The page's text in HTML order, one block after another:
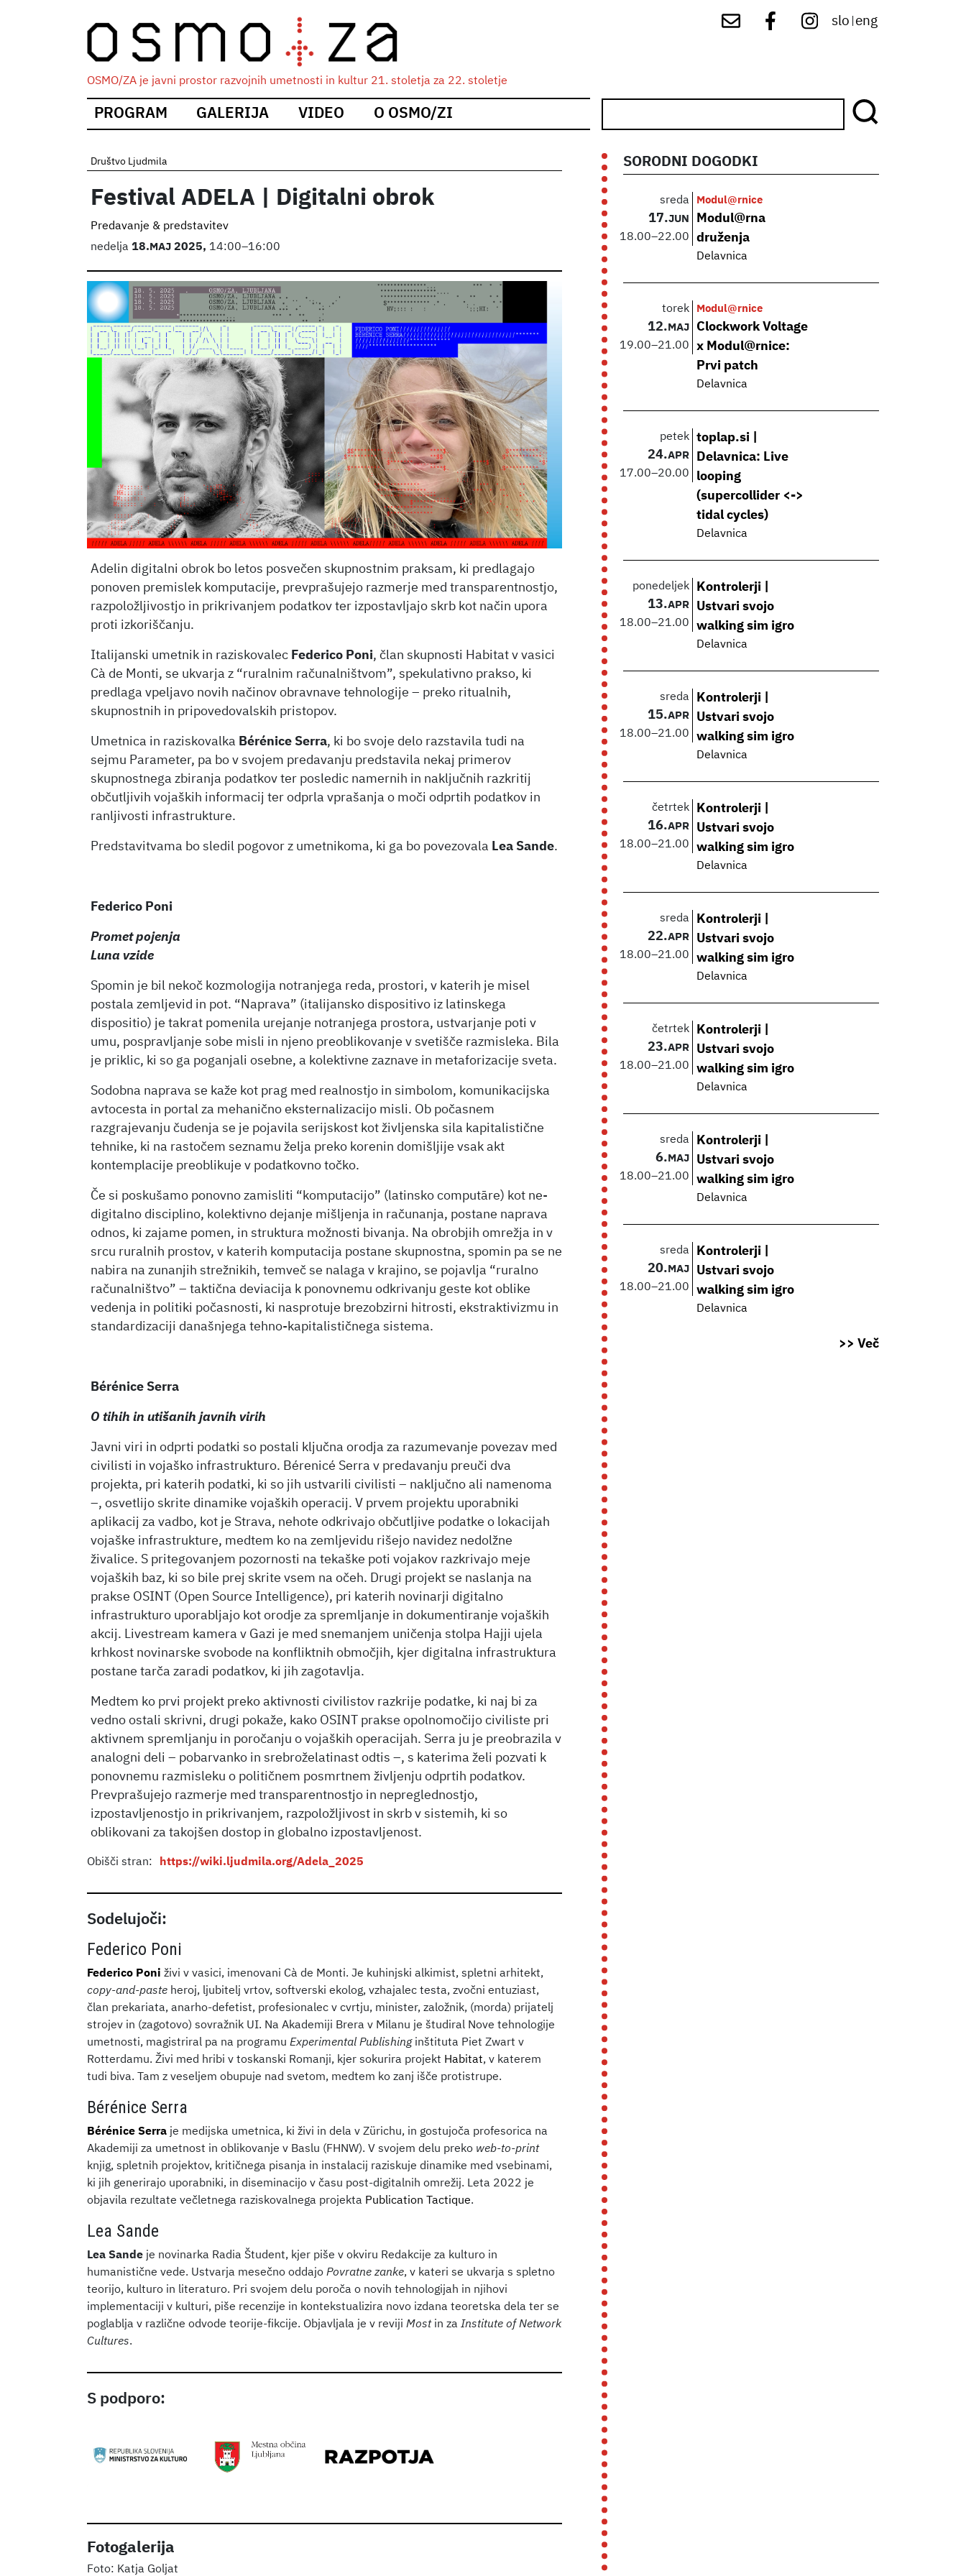
OSMO/ZA je javni prostor razvojnih umetnosti in kultur 21. stoletja za 22. stoletje
slo eng
Main
PROGRAM GALERIJA VIDEO O OSMO/ZI
Fotogalerija
Katja Goljat
Društvo Ljudmila
Festival ADELA | Digitalni obrok
Predavanje & predstavitev
nedelja 18. MAJ 2025, 14:00–16:00
Adelin digitalni obrok bo letos posvečen skupnostnim praksam, ki predlagajo
ponoven premislek komputacije, prevprašujejo razmerje med transparentnostjo,
razpoložljivostjo in prikrivanjem podatkov ter izpostavljajo skrb kot način upora
proti izkoriščanju.
Italijanski umetnik in raziskovalec Federico Poni, član skupnosti Habitat v vasici
Cà de Monti, se ukvarja z “ruralnim računalništvom”, spekulativno prakso, ki
predlaga vpeljavo novih načinov obravnave tehnologije – preko ritualnih,
skupnostnih in pripovedovalskih pristopov.
Umetnica in raziskovalka Bérénice Serra, ki bo svoje delo razstavila tudi na
sejmu Parameter, pa bo v svojem predavanju predstavila nekaj primerov
skupnostnega zbiranja podatkov ter posledic namernih in naključnih razkritij
občutljivih vojaških informacij ter odprla vprašanja o moči odprtih podatkov in
ranljivosti infrastrukture.
Predstavitvama bo sledil pogovor z umetnikoma, ki ga bo povezovala Lea Sande.
Federico Poni
Promet pojenja
Luna vzide
Spomin je bil nekoč kozmologija notranjega reda, prostori, v katerih je misel
postala zemljevid in pot. “Naprava” (italijansko dispositivo iz latinskega
dispositio) je takrat pomenila urejanje notranjega prostora, ustvarjanje poti v
umu, pospravljanje sobe misli in njeno preoblikovanje v svetišče razmisleka. Bila
je priklic, ki so ga poganjali osebne, a kolektivne zaznave in metaforizacije sveta.
Sodobna naprava se kaže kot prag med realnostjo in simbolom, komunikacijska
avtocesta in portal za mehanično eksternalizacijo misli. Ob počasnem
razgrajevanju čudenja se je pojavila serijskost kot življenska sila kapitalistične
tehnike, ki na rastočem seznamu želja preko korenin domišljije vsak akt
kontemplacije preoblikuje v podatkovno točko.
Če si poskušamo ponovno zamisliti “komputacijo” (latinsko computāre) kot ne-
digitalno disciplino, kolektivno dejanje mišljenja in računanja, postane naprava
odnos, ki zajame pomen, in struktura možnosti bivanja. Na obrobjih omrežja in v
srcu ruralnih prostov, v katerih komputacija postane skupnostna, spomin pa se ne
nabira na zunanjih strežnikih, temveč se nalaga v krajino, se pojavlja “ruralno
računalništvo” – taktična deviacija k ponovnemu odkrivanju geste kot oblike
vedenja in politiki počasnosti, ki nasprotuje brezobzirni hitrosti, ekstraktivizmu in
standardizaciji današnjega tehno-kapitalističnega sistema.
Bérénice Serra
O tihih in utišanih javnih virih
Javni viri in odprti podatki so postali ključna orodja za razumevanje povezav med
civilisti in vojaško infrastrukturo. Bérenicé Serra v predavanju preuči dva
projekta, pri katerih podatki, ki so jih ustvarili civilisti – naključno ali namenoma
–, osvetlijo skrite dinamike vojaških operacij. V prvem projektu uporabniki
aplikacij za vadbo, kot je Strava, nehote odkrivajo občutljive podatke o lokacijah
vojaške infrastrukture, medtem ko na zemljevidu rišejo navidez nedolžne
živalice. S pritegovanjem pozornosti na tekaške poti vojakov razkrivajo meje
vojaških baz, ki so bile prej skrite vsem na očeh. Drugi projekt se naslanja na
prakse OSINT (Open Source Intelligence), pri katerih novinarji digitalno
infrastrukturo uporabljajo kot orodje za spremljanje in dokumentiranje vojaških
akcij. Livestream kamera v Gazi je med snemanjem uničenja stolpa Hajji ujela
krhkost novinarske svobode na konfliktnih območjih, kjer digitalna infrastruktura
postane tarča zaradi podatkov, ki jih zagotavlja.
Medtem ko prvi projekt preko aktivnosti civilistov razkrije podatke, ki naj bi za
vedno ostali skrivni, drugi pokaže, kako OSINT prakse opolnomočijo civiliste pri
aktivnem spremljanju in poročanju o vojaških operacijah. Serra ju je preobrazila v
analogni deli – pobarvanko in srebroželatinast odtis –, s katerima želi pozvati k
ponovnemu razmisleku o političnem posmrtnem življenju odprtih podatkov.
Prevprašujejo razmerje med transparentnostjo in nepreglednostjo,
izpostavljenostjo in prikrivanjem, razpoložljivost in skrb v sistemih, ki so
oblikovani za takojšen dostop in globalno izpostavljenost.
Obišči stran: https://wiki.ljudmila.org/Adela_2025
Sodelujoči:
Federico Poni
Federico Poni živi v vasici, imenovani Cà de Monti. Je kuhinjski alkimist, spletni arhitekt,
copy-and-paste heroj, ljubitelj vrtov, softverski ekolog, vzhajalec testa, zvočni entuziast,
član prekariata, anarho-defetist, profesionalec v cvrtju, minister, založnik, (morda) prijatelj
strojev in (zagotovo) sovražnik UI. Na Akademiji Brera v Milanu je študiral Nove tehnologije
umetnosti, magistriral pa na programu Experimental Publishinginštituta Piet Zwart v
Rotterdamu. Živi med hribi v toskanski Romanji, kjer sokurira projekt Habitat, v katerem
tudi biva. Tam z veseljem obupuje nad svetom, medtem ko zanj išče protistrupe.
Bérénice Serra
Bérénice Serra je medijska umetnica, ki živi in dela v Zürichu, in gostujoča profesorica na
Akademiji za umetnost in oblikovanje v Baslu (FHNW). V svojem delu preko web-to-print
knjig, spletnih projektov, kritičnega pisanja in instalacij raziskuje dinamike med vsebinami,
ki jih generirajo uporabniki, in diseminacijo v času post-digitalnih omrežij. Leta 2022 je
objavila rezultate večletnega raziskovalnega projekta Publication Tactique.
Lea Sande
Lea Sandeje novinarka Radia Študent, kjer piše v okviru Redakcije za kulturo in
humanistične vede. Ustvarja mesečno oddajo Povratne zanke, v kateri se ukvarja s spletno
teorijo, kulturo in literaturo. Pri svojem delu poroča o novih tehnologijah in njihovi
implementaciji v kulturi, piše recenzije in kontekstualizira novo izdana teoretska dela ter se
poglablja v različne odvode teorije-fikcije. Objavljala je v reviji Most in za Institute of Network
Cultures.
S podporo:
SORODNI DOGODKI
sreda
17.JUN
18.00–22.00
Modul@rnice
Modul@rna
druženja
Delavnica
torek
12. MAJ
19.00–21.00
Modul@rnice
Clockwork Voltage
x Modul@rnice:
Prvi patch
Delavnica
petek
24.APR
17.00–20.00
toplap.si |
Delavnica: Live
looping
(supercollider <->
tidal cycles)
Delavnica
ponedeljek
13.APR
18.00–21.00
Kontrolerji |
Ustvari svojo
walking sim igro
Delavnica
sreda
15.APR
18.00–21.00
Kontrolerji |
Ustvari svojo
walking sim igro
Delavnica
četrtek
16.APR
18.00–21.00
Kontrolerji |
Ustvari svojo
walking sim igro
Delavnica
sreda
22.APR
18.00–21.00
Kontrolerji |
Ustvari svojo
walking sim igro
Delavnica
četrtek
23.APR
18.00–21.00
Kontrolerji |
Ustvari svojo
walking sim igro
Delavnica
sreda
6. MAJ
18.00–21.00
Kontrolerji |
Ustvari svojo
walking sim igro
Delavnica
sreda
20. MAJ
18.00–21.00
Kontrolerji |
Ustvari svojo
walking sim igro
Delavnica
>> Več